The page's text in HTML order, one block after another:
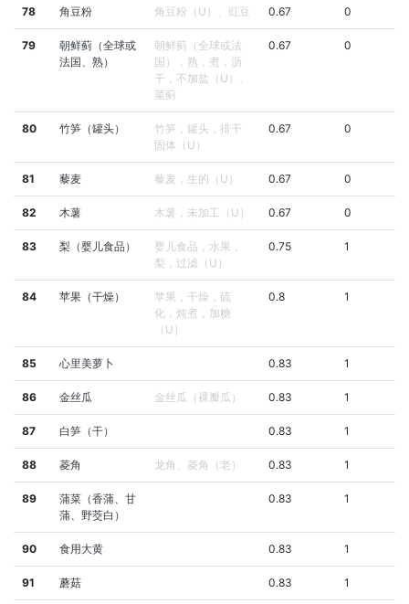
78 角豆粉 角豆粉（U）、豇豆 0.67 0
79
朝鲜蓟（全球或
法国、熟）
朝鲜蓟（全球或法
国），熟，煮，沥
干，不加盐（U）、
菜蓟
0.67 0
80 竹笋（罐头）
竹笋，罐头，排干
固体（U）
0.67 0
81 藜麦 藜麦，生的（U） 0.67 0
82 木薯 木薯，未加工（U） 0.67 0
83 梨（婴儿食品）
婴儿食品，水果，
梨，过滤（U）
0.75 1
84 苹果（干燥）
苹果，干燥，硫
化，炖煮，加糖
（U）
0.8 1
85 心里美萝卜 0.83 1
86 金丝瓜 金丝瓜（裸瓣瓜） 0.83 1
87 白笋（干） 0.83 1
88 菱角 龙角、菱角（老） 0.83 1
89
蒲菜（香蒲、甘
蒲、野茭白）
0.83 1
90 食用大黄 0.83 1
91 蘑菇 0.83 1